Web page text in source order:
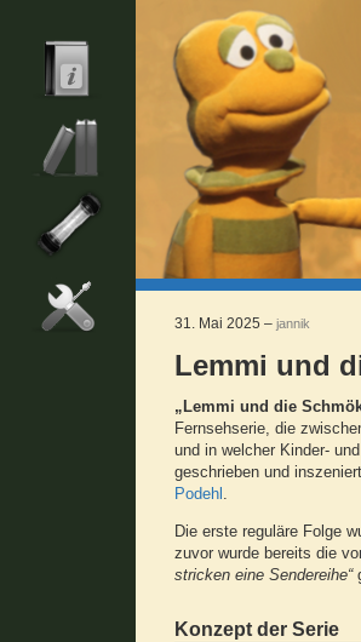
31. Mai 2025 – jannik
Lemmi und
„Lemmi und die
Fernsehserie, die
und in welcher Kinder-
geschrieben und
Podehl
Die erste reguläre Folge
zuvor wurde bereits die
stricken eine Sendereihe“
Konzept der Serie